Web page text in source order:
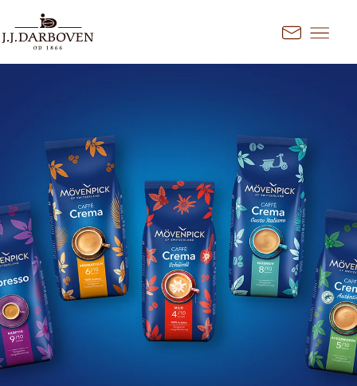
Kontakt
Wybierz kraj i język
Deutschland
France
FR
Česko
CS
Ireland
EN
Polska
PL
Nederland
NL
Slovensko
SK
Dodatkowe rynki